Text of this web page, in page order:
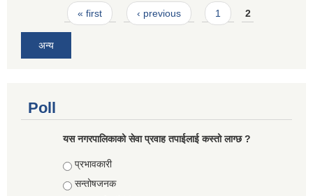
Pages« first ‹ previous 1 2
अन्य
Poll
यस नगरपालिकाको सेवा प्रवाह तपाईलाई कस्तो लाग्छ ?
Choices
प्रभावकारी
सन्तोषजनक